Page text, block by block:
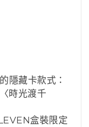
的隱藏卡款式：
〈時光渡千
盒裝限定